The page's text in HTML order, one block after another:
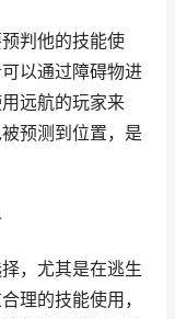
判他的技能使
以通过障碍物进
远航的玩家来
预测到位置，是
，尤其是在逃生
理的技能使用，